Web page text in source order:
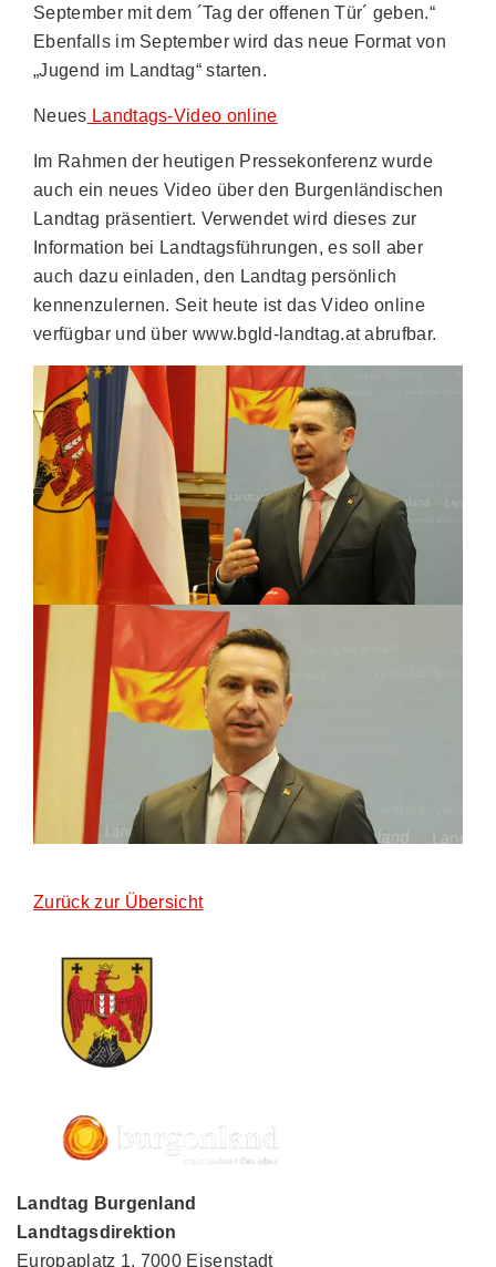
September mit dem ´Tag der offenen Tür´ geben.“
Ebenfalls im September wird das neue Format von
„Jugend im Landtag“ starten.
Neues Landtags-Video online
Im Rahmen der heutigen Pressekonferenz wurde
auch ein neues Video über den Burgenländischen
Landtag präsentiert. Verwendet wird dieses zur
Information bei Landtagsführungen, es soll aber
auch dazu einladen, den Landtag persönlich
kennenzulernen. Seit heute ist das Video online
verfügbar und über www.bgld-landtag.at abrufbar.
Zurück zur Übersicht
Landtag Burgenland
Landtagsdirektion
Europaplatz 1, 7000 Eisenstadt